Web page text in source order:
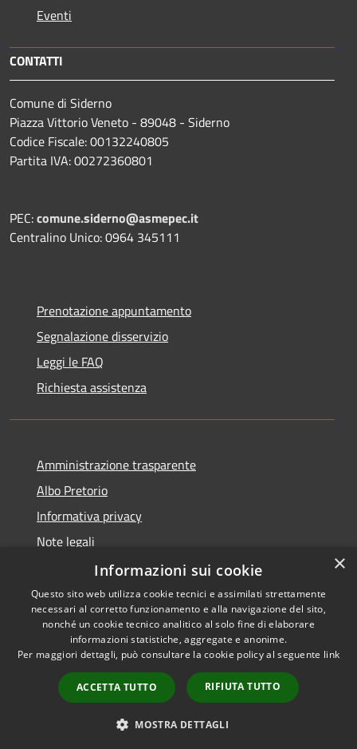
Eventi
CONTATTI
Comune di Siderno
Piazza Vittorio Veneto - 89048 - Siderno
Codice Fiscale: 00132240805
Partita IVA: 00272360801
PEC:comune.siderno@asmepec.it
Centralino Unico: 0964 345111
Prenotazione appuntamento
Segnalazione disservizio
Leggi le FAQ
Richiesta assistenza
Amministrazione trasparente
Albo Pretorio
Informativa privacy
Note legali
Dichiarazione di accessibilità
RSS
Accessibilità
Copyright © 2026 • Comune di
Siderno • Powered by
Municipium•
Accesso
redazione
×
Informazioni sui cookie
Questo sito web utilizza cookie tecnici e assimilati strettamente
necessari al corretto funzionamento e alla navigazione del sito,
nonché un cookie tecnico analitico al solo fine di elaborare
informazioni statistiche, aggregate e anonime.
Per maggiori dettagli, può consultare la cookie policy al seguente link
ACCETTA TUTTO RIFIUTA TUTTO
MOSTRA DETTAGLI